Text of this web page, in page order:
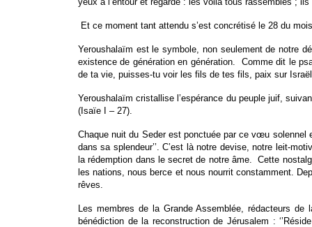
Et ce moment tant attendu s’est concrétisé le 28 du
Yeroushalaïm est le symbole, non seulement de notre
existence de génération en génération. Comme dit le
de ta vie, puisses-tu voir les fils de tes fils, paix sur
Yeroushalaïm cristallise l’espérance du peuple juif,
(Isaïe I – 27).
Chaque nuit du Seder est ponctuée par ce vœu solennel
dans sa splendeur’’. C’est là notre devise, notre leit-
la rédemption dans le secret de notre âme. Cette
les nations, nous berce et nous nourrit constamment.
rêves.
Les membres de la Grande Assemblée, rédacteurs
bénédiction de la reconstruction de Jérusalem :